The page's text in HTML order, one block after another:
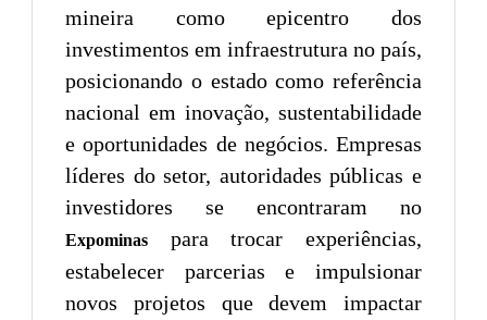
mineira como epicentro dos
investimentos em infraestrutura no país,
posicionando o estado como referência
nacional em inovação, sustentabilidade
e oportunidades de negócios. Empresas
líderes do setor, autoridades públicas e
investidores se encontraram no
Expominas
para trocar experiências,
estabelecer parcerias e impulsionar
novos projetos que devem impactar